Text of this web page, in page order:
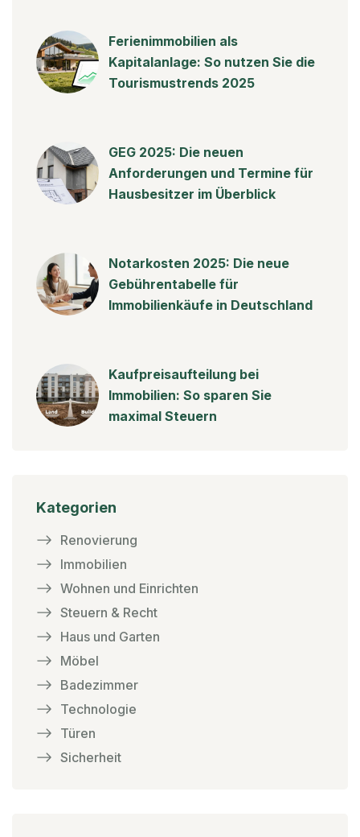
Ferienimmobilien als
Kapitalanlage: So nutzen Sie die
Tourismustrends 2025
GEG 2025: Die neuen
Anforderungen und Termine für
Hausbesitzer im Überblick
Notarkosten 2025: Die neue
Gebührentabelle für
Immobilienkäufe in Deutschland
Kaufpreisaufteilung bei
Immobilien: So sparen Sie
maximal Steuern
Kategorien
Renovierung
Immobilien
Wohnen und Einrichten
Steuern & Recht
Haus und Garten
Möbel
Badezimmer
Technologie
Türen
Sicherheit